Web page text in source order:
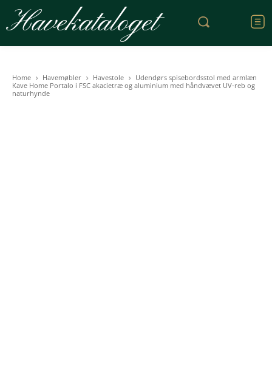
Havekataloget
Home Havemøbler Havestole
Udendørs spisebordsstol med armlæn
Kave Home Portalo i FSC akacietræ og aluminium med håndvævet UV-reb og
naturhynde